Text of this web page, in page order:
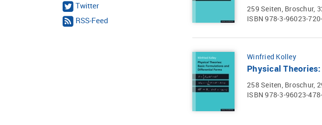
Twitter
RSS-Feed
259 Seiten, Broschur,
ISBN 978-3-96023-
Winfried Kolley
Physical
258 Seiten, Broschur,
ISBN 978-3-96023-